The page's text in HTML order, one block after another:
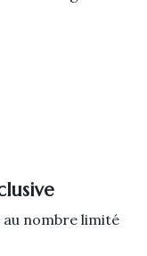
nombre limité